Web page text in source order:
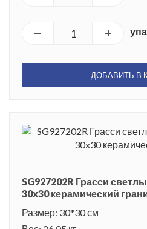
ДОБАВИТЬ В
SG927202R Грасси
30x30 керамический
Размер: 30*30 см